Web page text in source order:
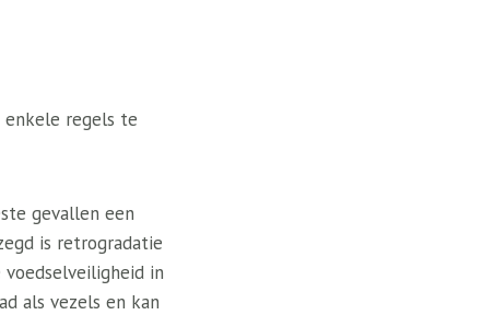
regels te
gevallen een
is retrogradatie
in
als vezels en kan